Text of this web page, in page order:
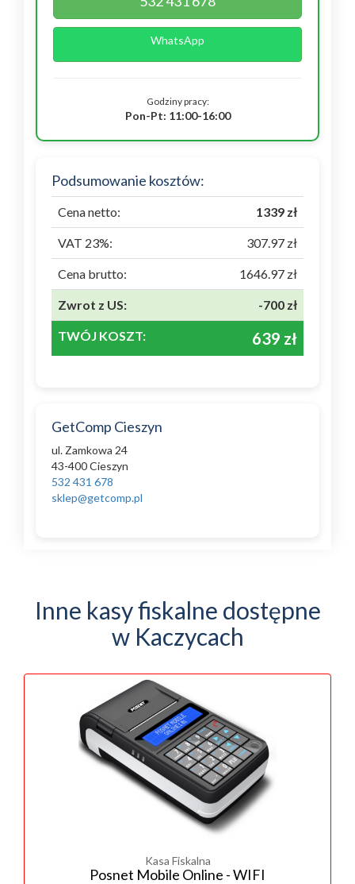
WhatsApp
Godziny pracy:
Pon-Pt: 11:00-16:00
Podsumowanie kosztów:
Cena netto: 1339 zł
VAT 23%: 307.97 zł
Cena brutto: 1646.97 zł
Zwrot z US: -700 zł
TWÓJ KOSZT: 639 zł
GetComp Cieszyn
ul. Zamkowa 24
43-400 Cieszyn
532 431 678
sklep@getcomp.pl
Inne kasy fiskalne dostępne
w Kaczycach
Kasa Fiskalna
Posnet Mobile Online - WIFI